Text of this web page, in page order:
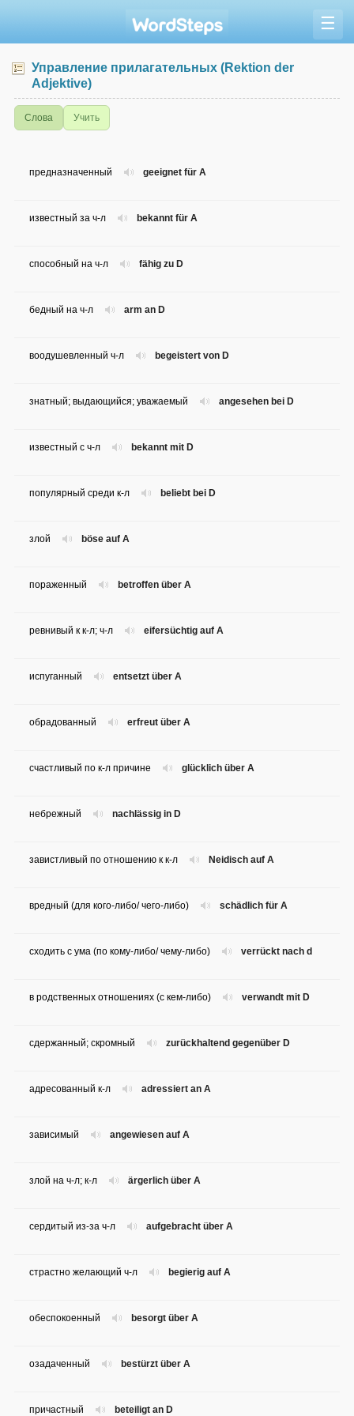
☰
Управление прилагательных (Rektion der
Adjektive)
Слова Учить
geeignet für A
предназначенный
bekannt für A
известный за ч-л
fähig zu D
способный на ч-л
arm an D
бедный на ч-л
begeistert von D
воодушевленный ч-л
angesehen bei D
знатный; выдающийся; уважаемый
bekannt mit D
известный с ч-л
beliebt bei D
популярный среди к-л
böse auf A
злой
betroffen über A
пораженный
eifersüchtig auf A
ревнивый к к-л; ч-л
entsetzt über A
испуганный
erfreut über A
обрадованный
glücklich über A
счастливый по к-л причине
nachlässig in D
небрежный
Neidisch auf A
завистливый по отношению к к-л
schädlich für A
вредный (для кого-либо/ чего-либо)
verrückt nach d
сходить с ума (по кому-либо/ чему-либо)
verwandt mit D
в родственных отношениях (с кем-либо)
zurückhaltend gegenüber D
сдержанный; скромный
adressiert an A
адресованный к-л
angewiesen auf A
зависимый
ärgerlich über A
злой на ч-л; к-л
aufgebracht über A
сердитый из-за ч-л
begierig auf A
страстно желающий ч-л
besorgt über A
обеспокоенный
bestürzt über A
озадаченный
beteiligt an D
причастный